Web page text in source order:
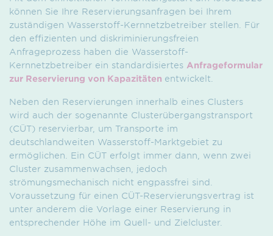
können Sie Ihre Reservierungsanfragen bei Ihrem
zuständigen Wasserstoff-Kernnetzbetreiber stellen. Für
den effizienten und diskriminierungsfreien
Anfrageprozess haben die Wasserstoff-
Kernnetzbetreiber ein standardisiertes Anfrageformular
zur Reservierung von Kapazitäten entwickelt.
Neben den Reservierungen innerhalb eines Clusters
wird auch der sogenannte Clusterübergangstransport
(CÜT) reservierbar, um Transporte im
deutschlandweiten Wasserstoff-Marktgebiet zu
ermöglichen. Ein CÜT erfolgt immer dann, wenn zwei
Cluster zusammenwachsen, jedoch
strömungsmechanisch nicht engpassfrei sind.
Voraussetzung für einen CÜT-Reservierungsvertrag ist
unter anderem die Vorlage einer Reservierung in
entsprechender Höhe im Quell- und Zielcluster.